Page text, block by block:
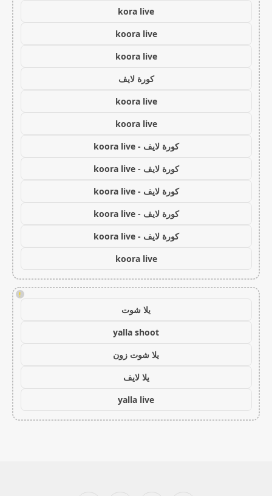
kora live
koora live
koora live
كورة لايف
koora live
koora live
كورة لايف - koora live
كورة لايف - koora live
كورة لايف - koora live
كورة لايف - koora live
كورة لايف - koora live
koora live
!
يلا شوت
yalla shoot
يلا شوت زون
يلا لايف
yalla live